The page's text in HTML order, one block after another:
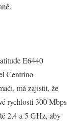
E6440
Centrino
má zajistit, že
rychlosti 300 Mbps
2,4 a 5 GHz, aby